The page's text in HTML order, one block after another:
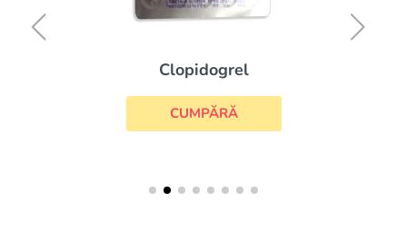
Clopidogrel
CUMPĂRĂ